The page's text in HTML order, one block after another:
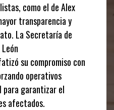
como el de Alex
transparencia y
La Secretaría de
su compromiso con
operativos
para garantizar el
afectados.